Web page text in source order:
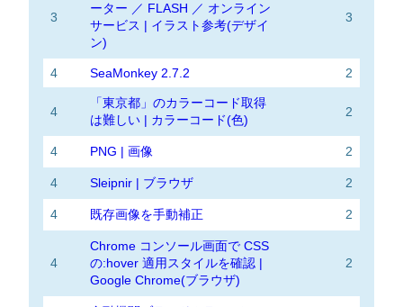
3
ーター ／ FLASH ／ オンライン
サービス | イラスト参考(デザイ
ン)
3
4 SeaMonkey 2.7.2 2
4
「東京都」のカラーコード取得
は難しい | カラーコード(色)
2
4 PNG | 画像 2
4 Sleipnir | ブラウザ 2
4 既存画像を手動補正 2
4
Chrome コンソール画面で CSS
の:hover 適用スタイルを確認 |
Google Chrome(ブラウザ)
2